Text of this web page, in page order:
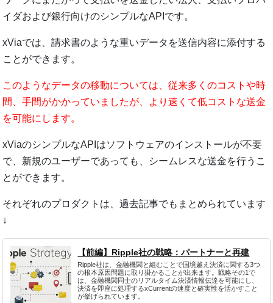
イダおよび銀行向けのシンプルなAPIです。
xViaでは、請求書のような重いデータを送信内容に添付する
ことができます。
このようなデータの移動については、従来多くのコストや時
間、手間がかかっていましたが、より速くて低コストな送金
を可能にします。
xViaのシンプルなAPIはソフトウェアのインストールが不要
で、新規のユーザーであっても、シームレスな送金を行うこ
とができます。
それぞれのプロダクトは、過去記事でもまとめられています
↓
【前編】Ripple社の戦略：パートナーと再建
Ripple社は、金融機関と組むことで国境越え決済に関する3つ
の根本原因問題に取り掛かることが出来ます。戦略その1で
は、金融機関同士のリアルタイム決済情報伝達を可能にし、
決済を即座に処理するxCurrentの速度と確実性を活かすこと
が挙げられています。